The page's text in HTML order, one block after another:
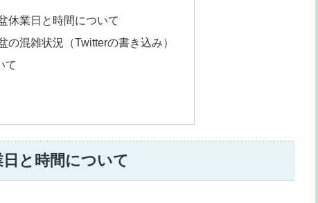
休業日と時間について
混雑状況（Twitterの書き込み）
て
と時間について